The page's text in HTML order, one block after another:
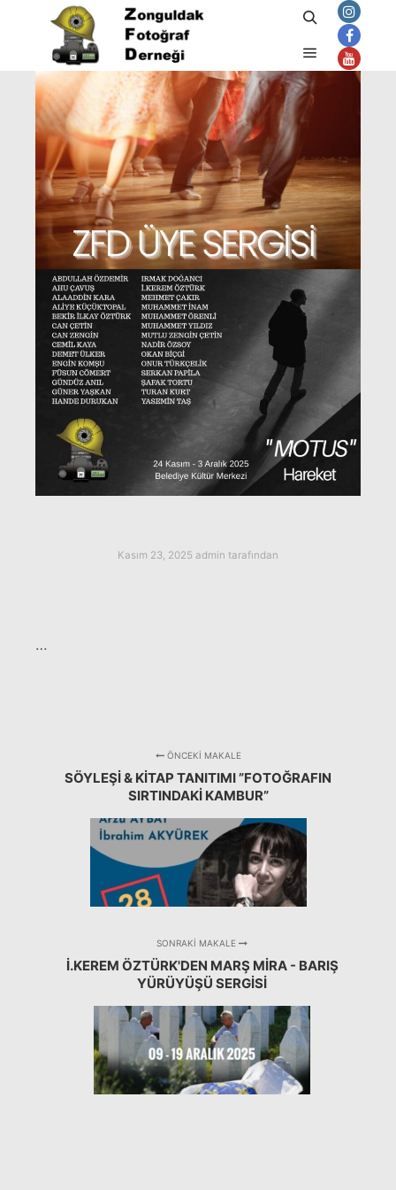
Ana menü
Kasım 23, 2025 admin tarafından
…
ÖNCEKI MAKALE
SÖYLEŞI & KITAP TANITIMI ”FOTOĞRAFIN
SIRTINDAKİ KAMBUR”
SONRAKI MAKALE
İ.KEREM ÖZTÜRK'DEN MARŞ MIRA - BARIŞ
YÜRÜYÜŞÜ SERGISI